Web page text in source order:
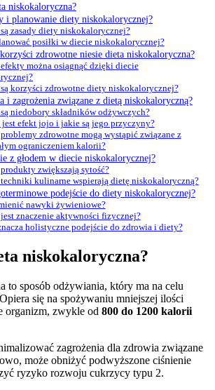
niskokaloryczna?
i planowanie diety niskokalorycznej?
zasady diety niskokalorycznej?
posiłki w diecie niskokalorycznej?
zdrowotne niesie dieta niskokaloryczna?
można osiągnąć dzięki diecie
korzyści zdrowotne diety niskokalorycznej?
i zagrożenia związane z dietą niskokaloryczną?
niedobory składników odżywczych?
jest efekt jojo i jakie są jego przyczyny?
zdrowotne mogą wystąpić związane z
ograniczeniem kalorii?
z głodem w diecie niskokalorycznej?
zwiększają sytość?
kulinarne wspierają dietę niskokaloryczną?
podejście do diety niskokalorycznej?
nawyki żywieniowe?
znaczenie aktywności fizycznej?
holistyczne podejście do zdrowia i diety?
niskokaloryczna?
to sposób odżywiania, który ma na celu
się na spożywaniu mniejszej ilości
organizm, zwykle od 800 do 1200 kalorii
zagrożenia dla zdrowia związane
może obniżyć podwyższone ciśnienie
ryzyko rozwoju cukrzycy typu 2.